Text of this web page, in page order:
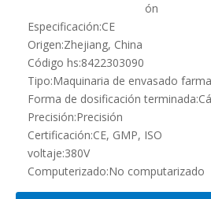
ón
Especificación:CE
Origen:Zhejiang, China
Código hs:8422303090
Tipo:Maquinaria de envasado
Forma de dosificación terminada:
Precisión:Precisión
Certificación:CE, GMP, ISO
voltaje:380V
Computerizado:No computarizado